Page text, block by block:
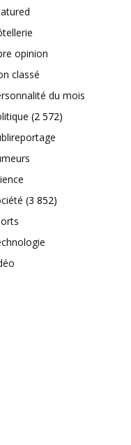
opinion
classé
du mois
(2 572)
(3 852)